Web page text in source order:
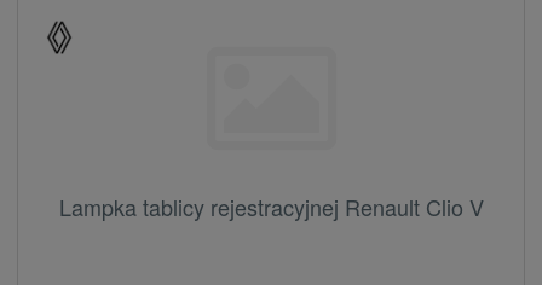
Lampka tablicy rejestracyjnej Renault Clio V